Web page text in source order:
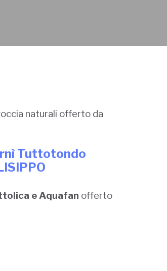
naturali offerto da
Tuttotondo
e Aquafan offerto